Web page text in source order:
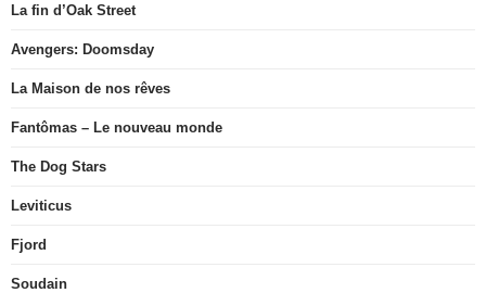
La fin d’Oak Street
Avengers: Doomsday
La Maison de nos rêves
Fantômas – Le nouveau monde
The Dog Stars
Leviticus
Fjord
Soudain